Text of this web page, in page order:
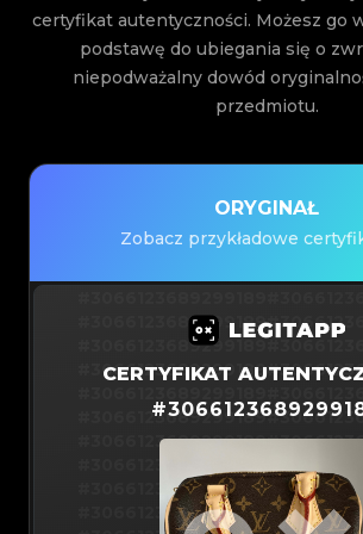
certyfikat autentyczności. Możesz go
podstawę do ubiegania się o
niepodważalny dowód
przedmiotu.
ORYGINAŁ
Zobacz przykładowe
#3066123689299189
#3066123689299189
#3066123689299189
#3066123689299189
#3066123689299189
#3066123689299189
#3066123689299189
CERTYFIKAT
#